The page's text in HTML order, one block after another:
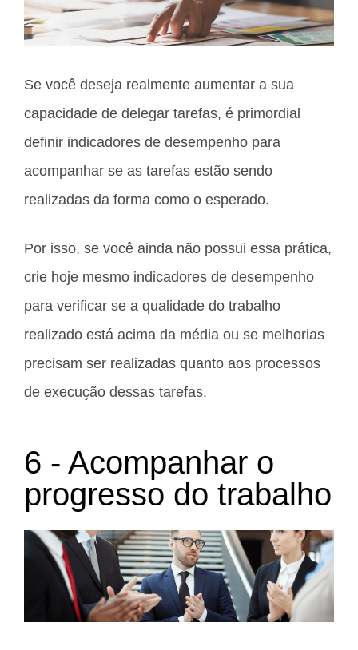
Se você deseja realmente aumentar a sua
capacidade de delegar tarefas, é primordial
definir indicadores de desempenho para
acompanhar se as tarefas estão sendo
realizadas da forma como o esperado.
Por isso, se você ainda não possui essa prática,
crie hoje mesmo indicadores de desempenho
para verificar se a qualidade do trabalho
realizado está acima da média ou se melhorias
precisam ser realizadas quanto aos processos
de execução dessas tarefas.
6 - Acompanhar o
progresso do trabalho